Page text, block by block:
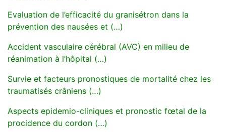
Evaluation de l’efficacité du granisétron dans la
prévention des nausées et (…)
Accident vasculaire cérébral (AVC) en milieu de
réanimation à l’hôpital (…)
Survie et facteurs pronostiques de mortalité chez les
traumatisés crâniens (…)
Aspects epidemio-cliniques et pronostic fœtal de la
procidence du cordon (…)